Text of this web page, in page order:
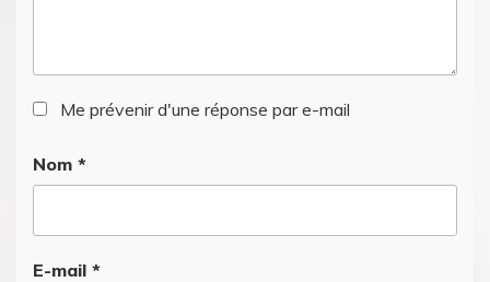
Me prévenir d'une réponse par e-mail
Nom *
E-mail *